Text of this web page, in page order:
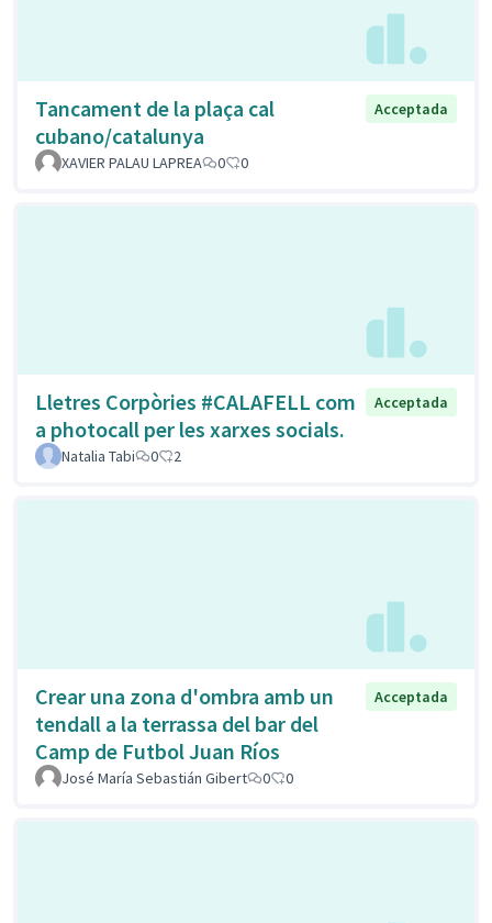
Tancament de la plaça cal
cubano/catalunya
Acceptada
XAVIER PALAU LAPREA 0 0
Lletres Corpòries #CALAFELL com
a photocall per les xarxes socials.
Acceptada
Natalia Tabi 0 2
Crear una zona d'ombra amb un
tendall a la terrassa del bar del
Camp de Futbol Juan Ríos
Acceptada
José María Sebastián Gibert 0 0